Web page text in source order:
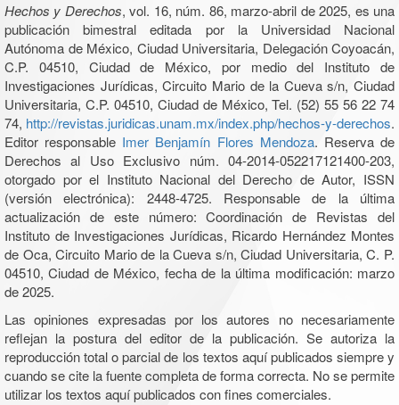
Hechos y Derechos, vol. 16, núm. 86, marzo-abril de 2025, es una
publicación bimestral editada por la Universidad Nacional
Autónoma de México, Ciudad Universitaria, Delegación Coyoacán,
C.P. 04510, Ciudad de México, por medio del Instituto de
Investigaciones Jurídicas, Circuito Mario de la Cueva s/n, Ciudad
Universitaria, C.P. 04510, Ciudad de México, Tel. (52) 55 56 22 74
74, http://revistas.juridicas.unam.mx/index.php/hechos-y-derechos.
Editor responsable Imer Benjamín Flores Mendoza. Reserva de
Derechos al Uso Exclusivo núm. 04-2014-052217121400-203,
otorgado por el Instituto Nacional del Derecho de Autor, ISSN
(versión electrónica): 2448-4725. Responsable de la última
actualización de este número: Coordinación de Revistas del
Instituto de Investigaciones Jurídicas, Ricardo Hernández Montes
de Oca, Circuito Mario de la Cueva s/n, Ciudad Universitaria, C. P.
04510, Ciudad de México, fecha de la última modificación: marzo
de 2025.
Las opiniones expresadas por los autores no necesariamente
reflejan la postura del editor de la publicación. Se autoriza la
reproducción total o parcial de los textos aquí publicados siempre y
cuando se cite la fuente completa de forma correcta. No se permite
utilizar los textos aquí publicados con fines comerciales.